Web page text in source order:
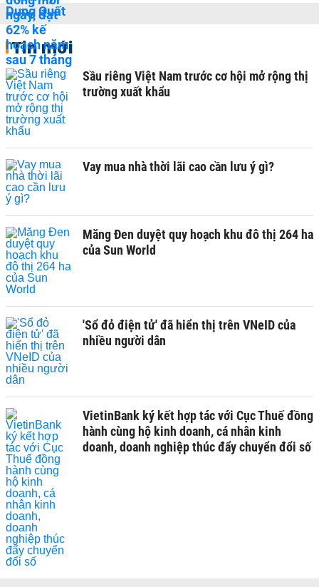
Tin mới
Sầu riêng Việt Nam trước cơ hội mở rộng thị
trường xuất khẩu
Vay mua nhà thời lãi cao cần lưu ý gì?
Măng Đen duyệt quy hoạch khu đô thị 264 ha
của Sun World
'Sổ đỏ điện tử' đã hiển thị trên VNeID của
nhiều người dân
VietinBank ký kết hợp tác với Cục Thuế đồng
hành cùng hộ kinh doanh, cá nhân kinh
doanh, doanh nghiệp thúc đẩy chuyển đổi số